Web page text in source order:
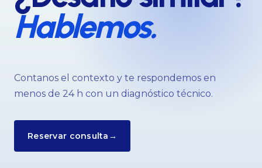
Hablemos.
Contanos el contexto y te respondemos en
menos de 24 h con un diagnóstico técnico.
Reservar consulta →